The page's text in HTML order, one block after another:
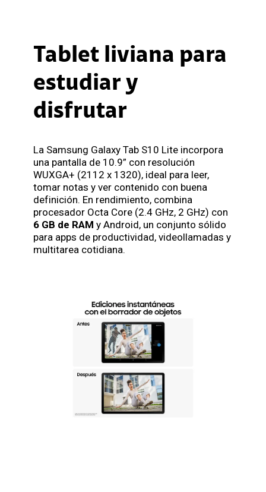
Tablet liviana para
estudiar y
disfrutar
La Samsung Galaxy Tab S10 Lite incorpora
una pantalla de 10.9” con resolución
WUXGA+ (2112 x 1320), ideal para leer,
tomar notas y ver contenido con buena
definición. En rendimiento, combina
procesador Octa Core (2.4 GHz, 2 GHz) con
6 GB de RAM y Android, un conjunto sólido
para apps de productividad, videollamadas y
multitarea cotidiana.